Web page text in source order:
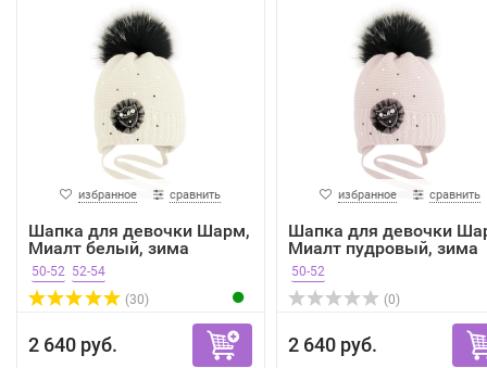
избранное сравнить
Шапка для девочки Шарм,
Миалт белый, зима
50-52 52-54
(30)
2 640 руб.
избранное сравнить
Шапка для девочки
Миалт пудровый, зима
50-52
(0)
2 640 руб.